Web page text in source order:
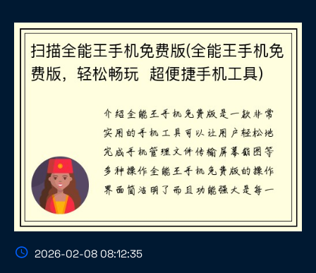
2026-02-08 08:12:35